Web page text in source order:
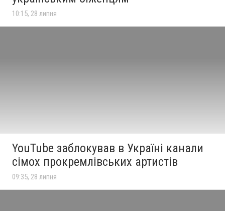
10:15, 28 липня
YouTube заблокував в Україні канали
сімох прокремлівських артистів
09:35, 28 липня